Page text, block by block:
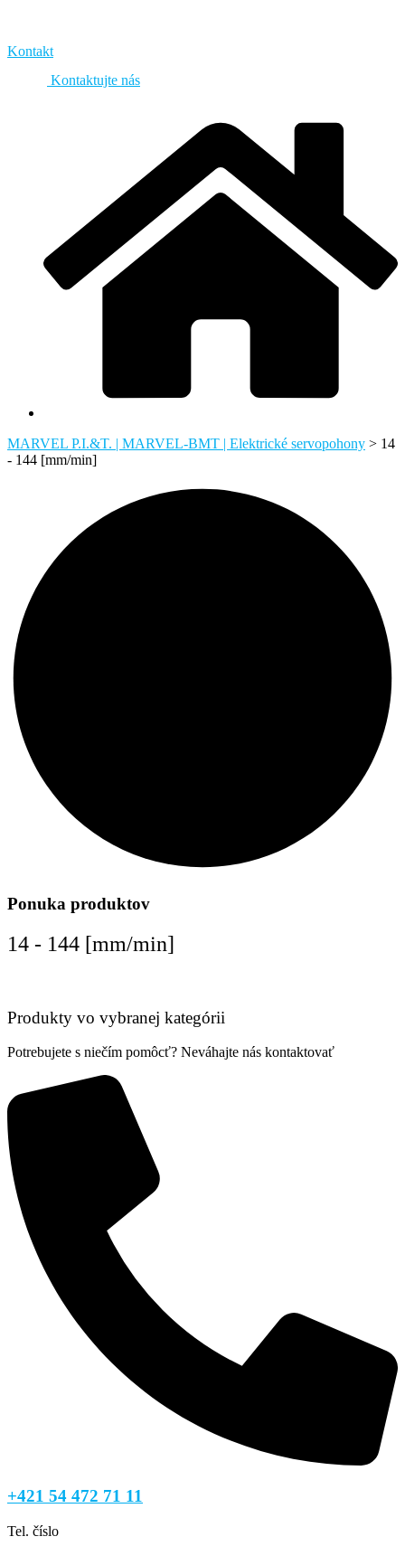
Kontakt
Kontaktujte nás
MARVEL P.I.&T. | MARVEL-BMT | Elektrické servopohony > 14
- 144 [mm/min]
Ponuka produktov
14 - 144 [mm/min]
Produkty vo vybranej kategórii
Potrebujete s niečím pomôcť? Neváhajte nás kontaktovať
+421 54 472 71 11
Tel. číslo